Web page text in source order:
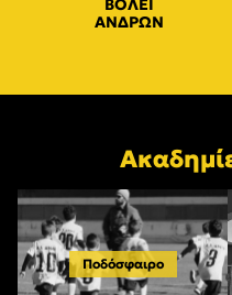
ΒΟΛΕΪ
ΑΝΔΡΩΝ
Ποδόσφαιρο